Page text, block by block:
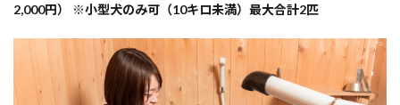
2,000円） ※小型犬のみ可（10キロ未満）最大合計2匹